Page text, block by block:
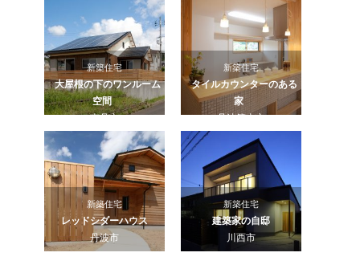
新築住宅
大屋根の下のワンルーム
空間
南丹市
新築住宅
タイルカウンターのある
家
丹波篠山市
新築住宅
レッドシダーハウス
丹波市
新築住宅
建築家の自邸
川西市